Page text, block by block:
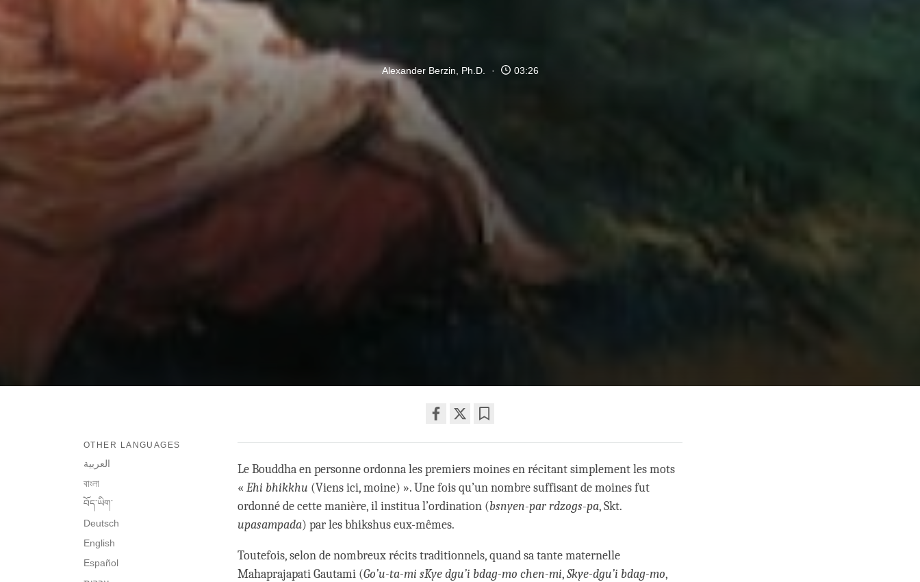
Alexander Berzin, Ph.D. 03:26
facebook
OTHER LANGUAGES
العربية
বাংলা
བོད་ཡིག་
Deutsch
English
Español
Le Bouddha en personne ordonna les premiers moines en récitant simplement les mots
« Ehi bhikkhu (Viens ici, moine) ». Une fois qu’un nombre suffisant de moines fut
ordonné de cette manière, il institua l’ordination (bsnyen-par rdzogs-pa, Skt.
upasampada) par les bhikshus eux-mêmes.
Toutefois, selon de nombreux récits traditionnels, quand sa tante maternelle
Mahaprajapati Gautami (Go’u-ta-mi sKye dgu’i bdag-mo chen-mi,Skye-dgu’i bdag-mo,